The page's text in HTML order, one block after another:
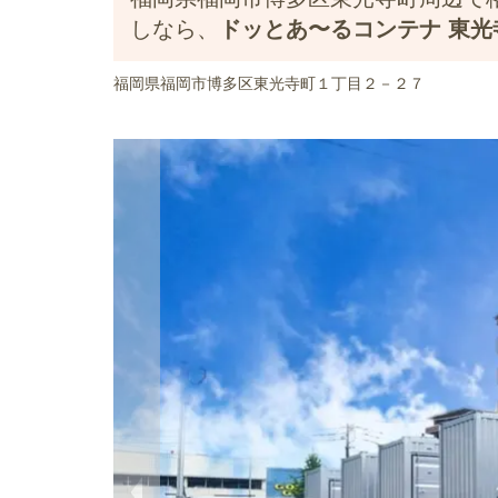
しなら、
ドッとあ〜るコンテナ 東光
福岡県福岡市博多区東光寺町１丁目２－２７